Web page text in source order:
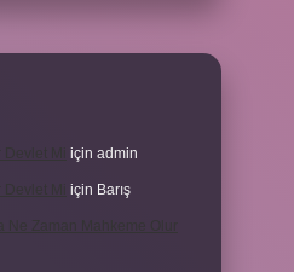
için admin
için Barış